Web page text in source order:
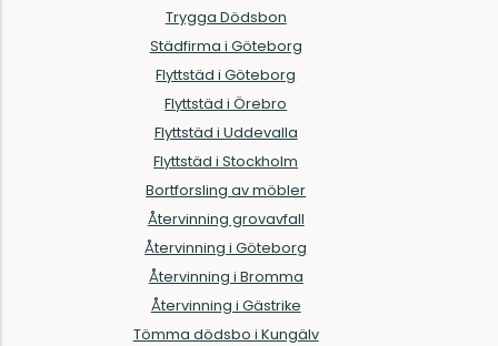
Trygga Dödsbon
Städfirma i Göteborg
Flyttstäd i Göteborg
Flyttstäd i Örebro
Flyttstäd i Uddevalla
Flyttstäd i Stockholm
Bortforsling av möbler
Återvinning grovavfall
Återvinning i Göteborg
Återvinning i Bromma
Återvinning i Gästrike
Tömma dödsbo i Kungälv